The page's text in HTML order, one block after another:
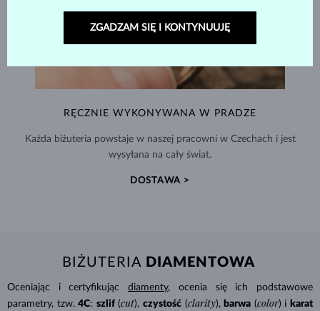
RĘCZNIE WYKONYWANA W PRADZE
Każda biżuteria powstaje w naszej pracowni w Czechach i jest
wysyłana na cały świat.
DOSTAWA >
BIŻUTERIA DIAMENTOWA
Oceniając i certyfikującdiamenty, ocenia się ich podstawowe
parametry, tzw. 4C: szlif (cut), czystość (clarity), barwa (color) i karat
ZGADZAM SIĘ I KONTYNUUJĘ